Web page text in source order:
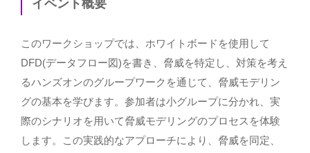
イベント概要
このワークショップでは、ホワイトボードを使用して
DFD(データフロー図)を書き、脅威を特定し、対策を考え
るハンズオンのグループワークを通じて、脅威モデリン
グの基本を学びます。参加者は小グループに分かれ、実
際のシナリオを用いて脅威モデリングのプロセスを体験
します。この実践的なアプローチにより、脅威を同定、